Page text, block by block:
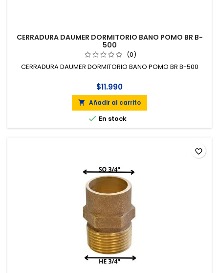
CERRADURA DAUMER DORMITORIO BANO POMO BR B-
500
(0)
CERRADURA DAUMER DORMITORIO BANO POMO BR B-500
$11.990
 Añadir al carrito
 En stock
favorite_border